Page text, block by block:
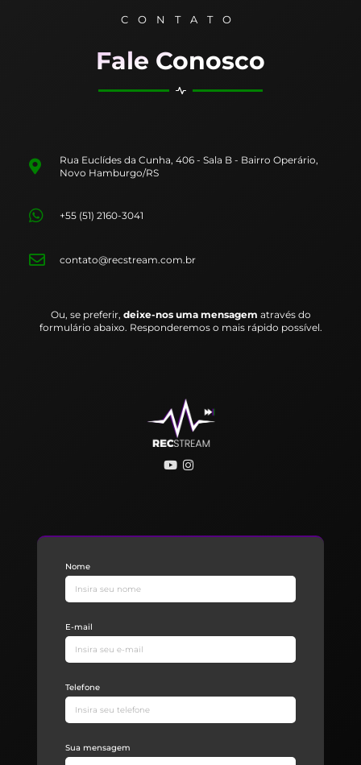
CONTATO
Fale Conosco
Rua Euclídes da Cunha, 406 - Sala B - Bairro Operário,
Novo Hamburgo/RS
+55 (51) 2160-3041
contato@recstream.com.br
Ou, se preferir, deixe-nos uma mensagem através do
formulário abaixo. Responderemos o mais rápido possível.
Nome
E-mail
Telefone
Sua mensagem